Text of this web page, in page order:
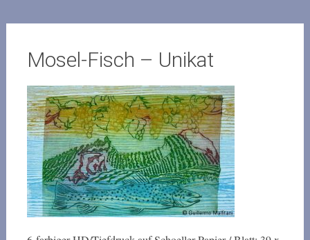
Mosel-Fisch – Unikat